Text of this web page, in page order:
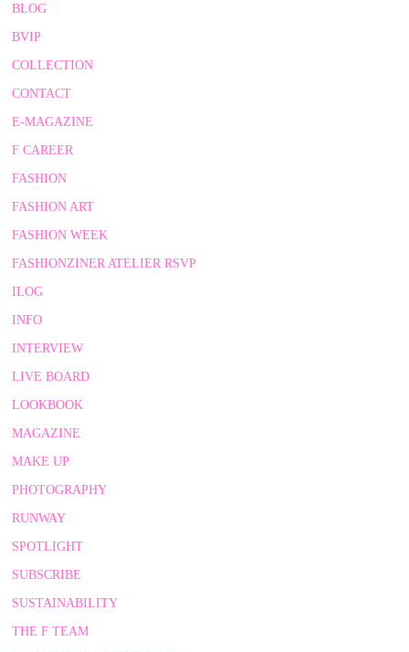
BLOG
BVIP
COLLECTION
CONTACT
E-MAGAZINE
F CAREER
FASHION
FASHION ART
FASHION WEEK
FASHIONZINER ATELIER RSVP
ILOG
INFO
INTERVIEW
LIVE BOARD
LOOKBOOK
MAGAZINE
MAKE UP
PHOTOGRAPHY
RUNWAY
SPOTLIGHT
SUBSCRIBE
SUSTAINABILITY
THE F TEAM